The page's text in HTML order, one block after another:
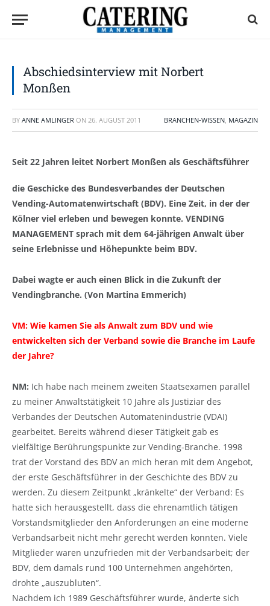
Abschiedsinterview mit Norbert
Monßen
BY ANNE AMLINGER ON 26. AUGUST 2011 BRANCHEN-WISSEN, MAGAZIN
Seit 22 Jahren leitet Norbert Monßen als Geschäftsführer
die Geschicke des Bundesverbandes der Deutschen
Vending-Automatenwirtschaft (BDV). Eine Zeit, in der der
Kölner viel erleben und bewegen konnte. VENDING
MANAGEMENT sprach mit dem 64-jährigen Anwalt über
seine Erlebnisse und Höhepunkte beim BDV.
Dabei wagte er auch einen Blick in die Zukunft der
Vendingbranche. (Von Martina Emmerich)
VM: Wie kamen Sie als Anwalt zum BDV und wie
entwickelten sich der Verband sowie die Branche im Laufe
der Jahre?
NM: Ich habe nach meinem zweiten Staatsexamen parallel
zu meiner Anwaltstätigkeit 10 Jahre als Justiziar des
Verbandes der Deutschen Automatenindustrie (VDAI)
gearbeitet. Bereits während dieser Tätigkeit gab es
vielfältige Berührungspunkte zur Vending-Branche. 1998
trat der Vorstand des BDV an mich heran mit dem Angebot,
der erste Geschäftsführer in der Geschichte des BDV zu
werden. Zu diesem Zeitpunkt „kränkelte“ der Verband: Es
hatte sich herausgestellt, dass die ehrenamtlich tätigen
Vorstandsmitglieder den Anforderungen an eine moderne
Verbandsarbeit nicht mehr gerecht werden konnten. Viele
Mitglieder waren unzufrieden mit der Verbandsarbeit; der
BDV, dem damals rund 100 Unternehmen angehörten,
drohte „auszubluten“.
Nachdem ich 1989 Geschäftsführer wurde, änderte sich